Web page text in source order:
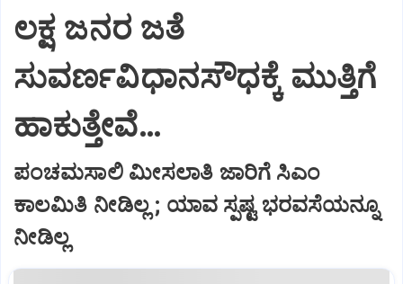
ಲಕ್ಷ ಜನರ ಜತೆ
ಸುವರ್ಣವಿಧಾನಸೌಧಕ್ಕೆ ಮುತ್ತಿಗೆ
ಹಾಕುತ್ತೇವೆ…
ಪಂಚಮಸಾಲಿ ಮೀಸಲಾತಿ ಜಾರಿಗೆ ಸಿಎಂ
ಕಾಲಮಿತಿ ನೀಡಿಲ್ಲ ; ಯಾವ ಸ್ಪಷ್ಟ ಭರವಸೆಯನ್ನೂ
ನೀಡಿಲ್ಲ